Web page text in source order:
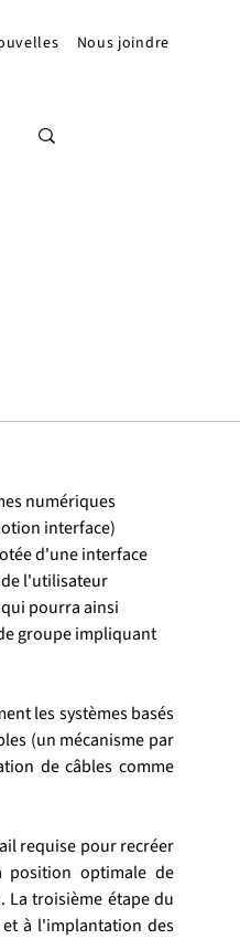
Nous joindre
numériques
interface)
d'une interface
l'utilisateur
pourra ainsi
groupe impliquant
les systèmes basés
(un mécanisme par
de câbles comme
requise pour recréer
position optimale de
troisième étape du
à l'implantation des